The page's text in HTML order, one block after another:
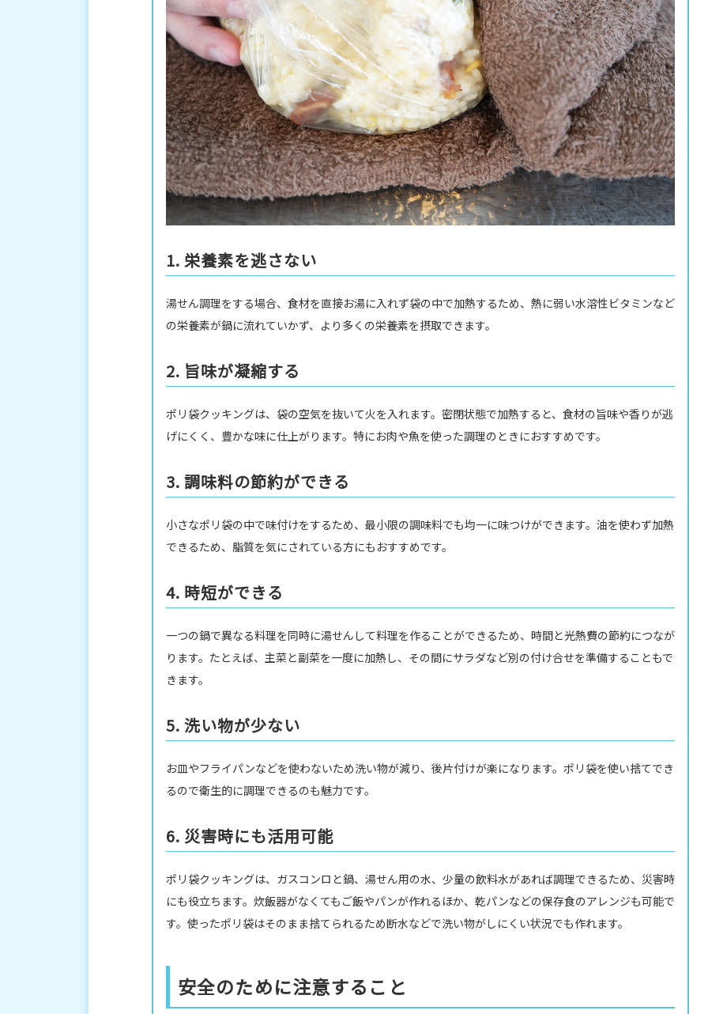
1. 栄養素を逃さない
湯せん調理をする場合、食材を直接お湯に入れず袋の中で加熱するため、熱に弱い水溶性ビタミンなど
の栄養素が鍋に流れていかず、より多くの栄養素を摂取できます。
2. 旨味が凝縮する
ポリ袋クッキングは、袋の空気を抜いて火を入れます。密閉状態で加熱すると、食材の旨味や香りが逃
げにくく、豊かな味に仕上がります。特にお肉や魚を使った調理のときにおすすめです。
3. 調味料の節約ができる
小さなポリ袋の中で味付けをするため、最小限の調味料でも均一に味つけができます。油を使わず加熱
できるため、脂質を気にされている方にもおすすめです。
4. 時短ができる
一つの鍋で異なる料理を同時に湯せんして料理を作ることができるため、時間と光熱費の節約につなが
ります。たとえば、主菜と副菜を一度に加熱し、その間にサラダなど別の付け合せを準備することもで
きます。
5. 洗い物が少ない
お皿やフライパンなどを使わないため洗い物が減り、後片付けが楽になります。ポリ袋を使い捨てでき
るので衛生的に調理できるのも魅力です。
6. 災害時にも活用可能
ポリ袋クッキングは、ガスコンロと鍋、湯せん用の水、少量の飲料水があれば調理できるため、災害時
にも役立ちます。炊飯器がなくてもご飯やパンが作れるほか、乾パンなどの保存食のアレンジも可能で
す。使ったポリ袋はそのまま捨てられるため断水などで洗い物がしにくい状況でも作れます。
安全のために注意すること